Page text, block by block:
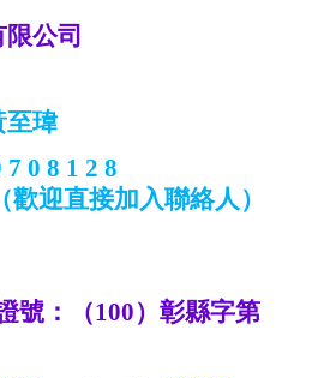
公司
至瑋
7 0 8 1 2 8
歡迎直接加入聯絡人）
號：（100）彰縣字第